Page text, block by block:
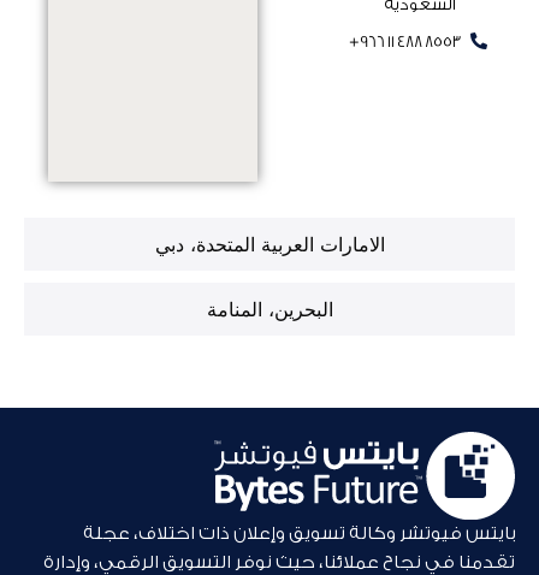
الامارات العربية المتحدة، دبي
البحرين، المنامة
السعودية
+966 11 488 8553
بايتس فيوتشر وكالة تسويق وإعلان ذات اختلاف، عجلة
تقدمنا في نجاح عملائنا، حيث نوفر التسويق الرقمي، وإدارة